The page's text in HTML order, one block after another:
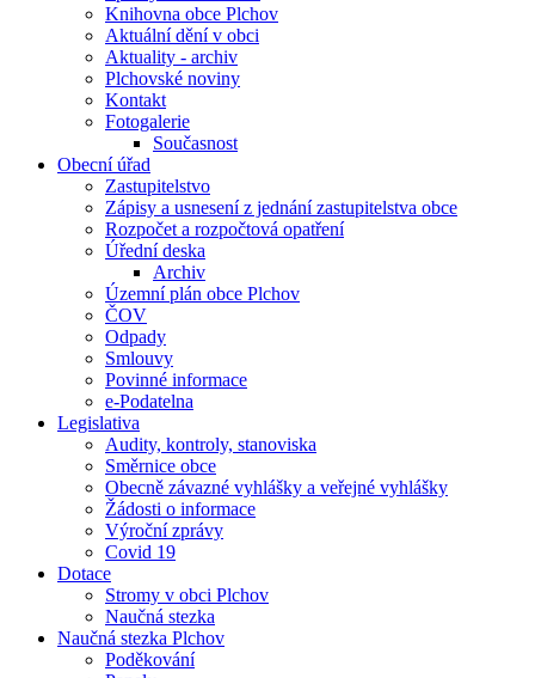
Knihovna obce Plchov
Aktuální dění v obci
Aktuality - archiv
Plchovské noviny
Kontakt
Fotogalerie
Současnost
Obecní úřad
Zastupitelstvo
Zápisy a usnesení z jednání zastupitelstva obce
Rozpočet a rozpočtová opatření
Úřední deska
Archiv
Územní plán obce Plchov
ČOV
Odpady
Smlouvy
Povinné informace
e-Podatelna
Legislativa
Audity, kontroly, stanoviska
Směrnice obce
Obecně závazné vyhlášky a veřejné vyhlášky
Žádosti o informace
Výroční zprávy
Covid 19
Dotace
Stromy v obci Plchov
Naučná stezka
Naučná stezka Plchov
Poděkování